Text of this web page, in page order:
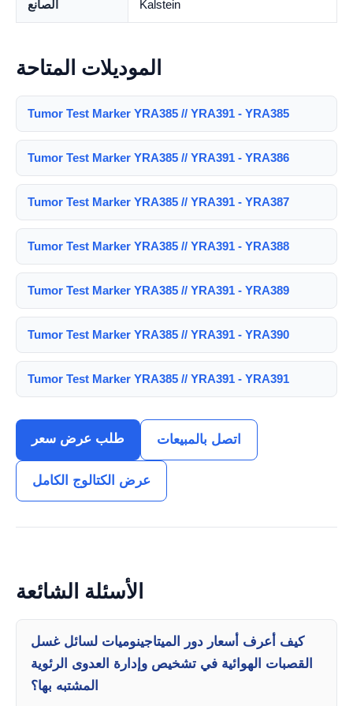
الصانع Kalstein
الموديلات المتاحة
Tumor Test Marker YRA385 // YRA391 - YRA385
Tumor Test Marker YRA385 // YRA391 - YRA386
Tumor Test Marker YRA385 // YRA391 - YRA387
Tumor Test Marker YRA385 // YRA391 - YRA388
Tumor Test Marker YRA385 // YRA391 - YRA389
Tumor Test Marker YRA385 // YRA391 - YRA390
Tumor Test Marker YRA385 // YRA391 - YRA391
طلب عرض سعر اتصل بالمبيعات
عرض الكتالوج الكامل
الأسئلة الشائعة
كيف أعرف أسعار دور الميتاجينوميات لسائل غسل
القصبات الهوائية في تشخيص وإدارة العدوى الرئوية
المشتبه بها؟